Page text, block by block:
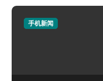
手机新闻